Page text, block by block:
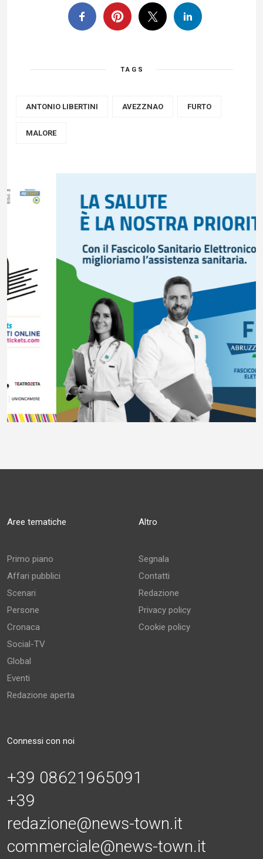
TAGS
ANTONIO LIBERTINI AVEZZNAO FURTO
MALORE
Aree tematiche
Primo piano
Affari pubblici
Scenari
Persone
Cronaca
Social-TV
Global
Eventi
Redazione aperta
Altro
Segnala
Contatti
Redazione
Privacy policy
Cookie policy
Connessi con noi
+39 08621965091
+39
redazione@news-town.it
commerciale@news-town.it